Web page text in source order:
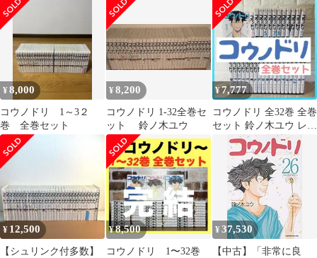
[コミック] [漫画]
¥8,000
コウノドリ 1～3２
巻 全巻セット
¥8,200
コウノドリ 1-32全巻セ
ット 鈴ノ木ユウ
¥7,777
コウノドリ 全32巻 全巻
セット 鈴ノ木ユウ レン
タル落ち
¥ 12,500
【シュリンク付多数】
¥8,500
コウノドリ 1〜32巻
¥37,530
【中古】「非常に良